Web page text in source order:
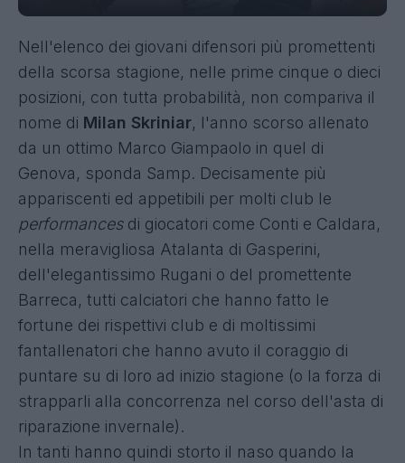
Nell'elenco dei giovani difensori più promettenti
della scorsa stagione, nelle prime cinque o dieci
posizioni, con tutta probabilità, non compariva il
nome di Milan Skriniar, l'anno scorso allenato
da un ottimo Marco Giampaolo in quel di
Genova, sponda Samp. Decisamente più
appariscenti ed appetibili per molti club le
performances di giocatori come Conti e Caldara,
nella meravigliosa Atalanta di Gasperini,
dell'elegantissimo Rugani o del promettente
Barreca, tutti calciatori che hanno fatto le
fortune dei rispettivi club e di moltissimi
fantallenatori che hanno avuto il coraggio di
puntare su di loro ad inizio stagione (o la forza di
strapparli alla concorrenza nel corso dell'asta di
riparazione invernale).
In tanti hanno quindi storto il naso quando la